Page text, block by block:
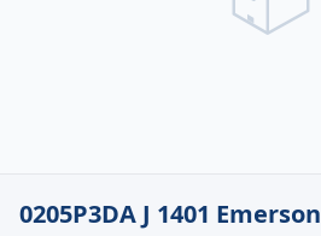
0205P3DA J 1401 Emerson